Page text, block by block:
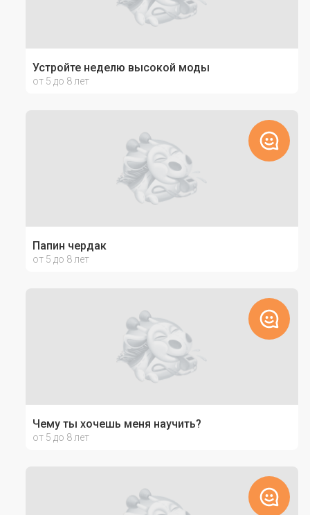
Устройте неделю высокой моды
от 5 до 8 лет
Папин чердак
от 5 до 8 лет
Чему ты хочешь меня научить?
от 5 до 8 лет